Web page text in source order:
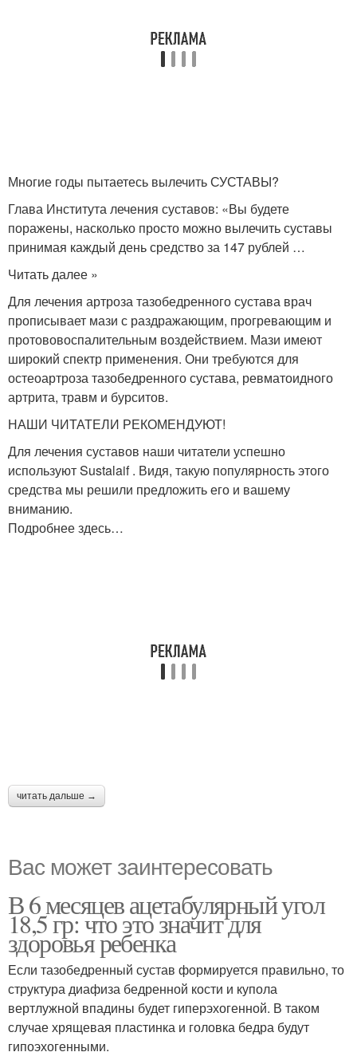
Многие годы пытаетесь вылечить СУСТАВЫ?
Глава Института лечения суставов: «Вы будете
поражены, насколько просто можно вылечить суставы
принимая каждый день средство за 147 рублей …
Читать далее »
Для лечения артроза тазобедренного сустава врач
прописывает мази с раздражающим, прогревающим и
протововоспалительным воздействием. Мази имеют
широкий спектр применения. Они требуются для
остеоартроза тазобедренного сустава, ревматоидного
артрита, травм и бурситов.
НАШИ ЧИТАТЕЛИ РЕКОМЕНДУЮТ!
Для лечения суставов наши читатели успешно
используют Sustalaif . Видя, такую популярность этого
средства мы решили предложить его и вашему
вниманию.
Подробнее здесь…
читать дальше →
Вас может заинтересовать
В 6 месяцев ацетабулярный угол
18,5 гр: что это значит для
здоровья ребенка
Если тазобедренный сустав формируется правильно, то
структура диафиза бедренной кости и купола
вертлужной впадины будет гиперэхогенной. В таком
случае хрящевая пластинка и головка бедра будут
гипоэхогенными.